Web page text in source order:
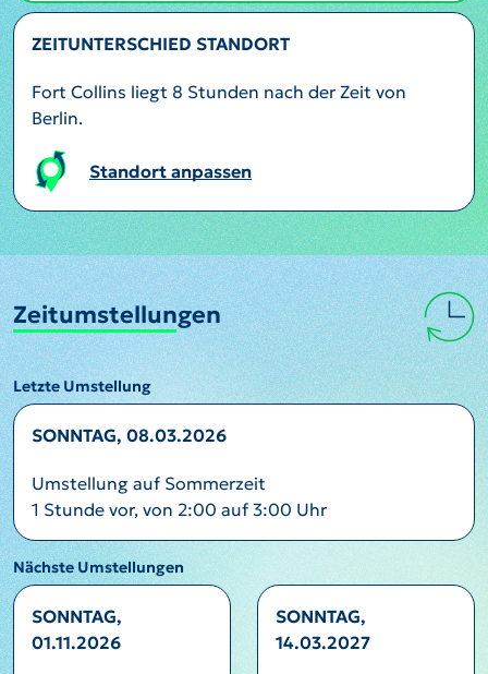
ZEITUNTERSCHIED STANDORT
Fort Collins liegt 8 Stunden nach der Zeit von
Berlin.
Standort anpassen
Zeitumstellungen
Letzte Umstellung
SONNTAG, 08.03.2026
Umstellung auf Sommerzeit
1 Stunde vor, von 2:00 auf 3:00 Uhr
Nächste Umstellungen
SONNTAG,
01.11.2026
SONNTAG,
14.03.2027